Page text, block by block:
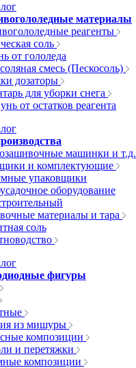
материалы
реагенты
соль
от гололеда
смесь (Пескосоль)
дозаторы
для уборки снега
от остатков реагента
машинки и т.д.
и комплектующие
упаковщики
оборудование
материалы и тара
соль
фигуры
из мишуры
композиции
и перетяжки
композиции